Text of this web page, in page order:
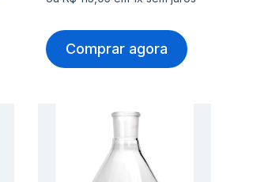
Comprar agora
Adicionar
Adicionar